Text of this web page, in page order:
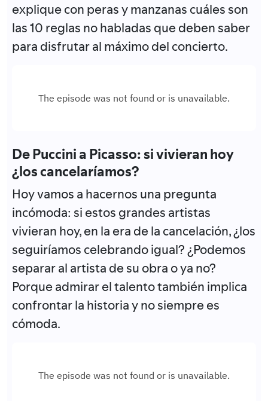
explique con peras y manzanas cuáles son
las 10 reglas no habladas que deben saber
para disfrutar al máximo del concierto.
De Puccini a Picasso: si vivieran hoy
¿los cancelaríamos?
Hoy vamos a hacernos una pregunta
incómoda: si estos grandes artistas
vivieran hoy, en la era de la cancelación, ¿los
seguiríamos celebrando igual? ¿Podemos
separar al artista de su obra o ya no?
Porque admirar el talento también implica
confrontar la historia y no siempre es
cómoda.